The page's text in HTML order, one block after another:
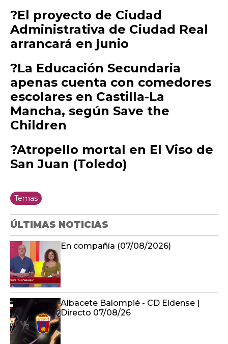
?El proyecto de Ciudad
Administrativa de Ciudad Real
arrancará en junio
?La Educación Secundaria
apenas cuenta con comedores
escolares en Castilla-La
Mancha, según Save the
Children
?Atropello mortal en El Viso de
San Juan (Toledo)
Temas
ÚLTIMAS NOTICIAS
En compañía (07/08/2026)
Albacete Balompié - CD Eldense |
Directo 07/08/26